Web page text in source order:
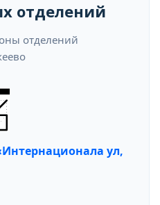
отделений
отделений
ул,